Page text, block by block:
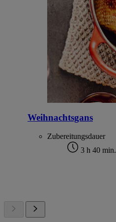
Weihnachtsgans
Zubereitungsdauer
3 h 40 min.